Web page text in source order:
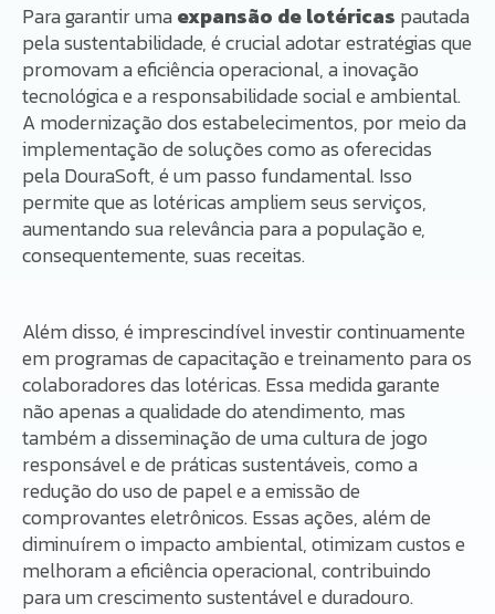
Para garantir umaexpansão de lotéricas pautada
pela sustentabilidade, é crucial adotar estratégias que
promovam a eficiência operacional, a inovação
tecnológica e a responsabilidade social e ambiental.
A modernização dos estabelecimentos, por meio da
implementação de soluções como as oferecidas
pela DouraSoft, é um passo fundamental. Isso
permite que as lotéricas ampliem seus serviços,
aumentando sua relevância para a população e,
consequentemente, suas receitas.
Além disso, é imprescindível investir continuamente
em programas de capacitação e treinamento para os
colaboradores das lotéricas. Essa medida garante
não apenas a qualidade do atendimento, mas
também a disseminação de uma cultura de jogo
responsável e de práticas sustentáveis, como a
redução do uso de papel e a emissão de
comprovantes eletrônicos. Essas ações, além de
diminuírem o impacto ambiental, otimizam custos e
melhoram a eficiência operacional, contribuindo
para um crescimento sustentável e duradouro.